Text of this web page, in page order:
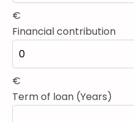
€
Financial contribution
€
Term of loan (Years)